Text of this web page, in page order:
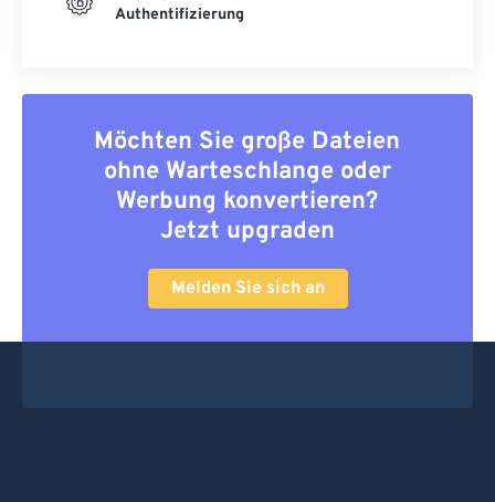
Authentifizierung
Möchten Sie große Dateien
ohne Warteschlange oder
Werbung konvertieren?
Jetzt upgraden
Melden Sie sich an